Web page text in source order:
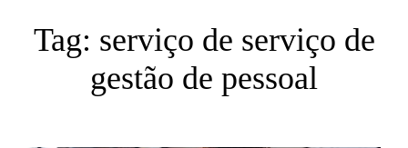
Tag: serviço de serviço de
gestão de pessoal